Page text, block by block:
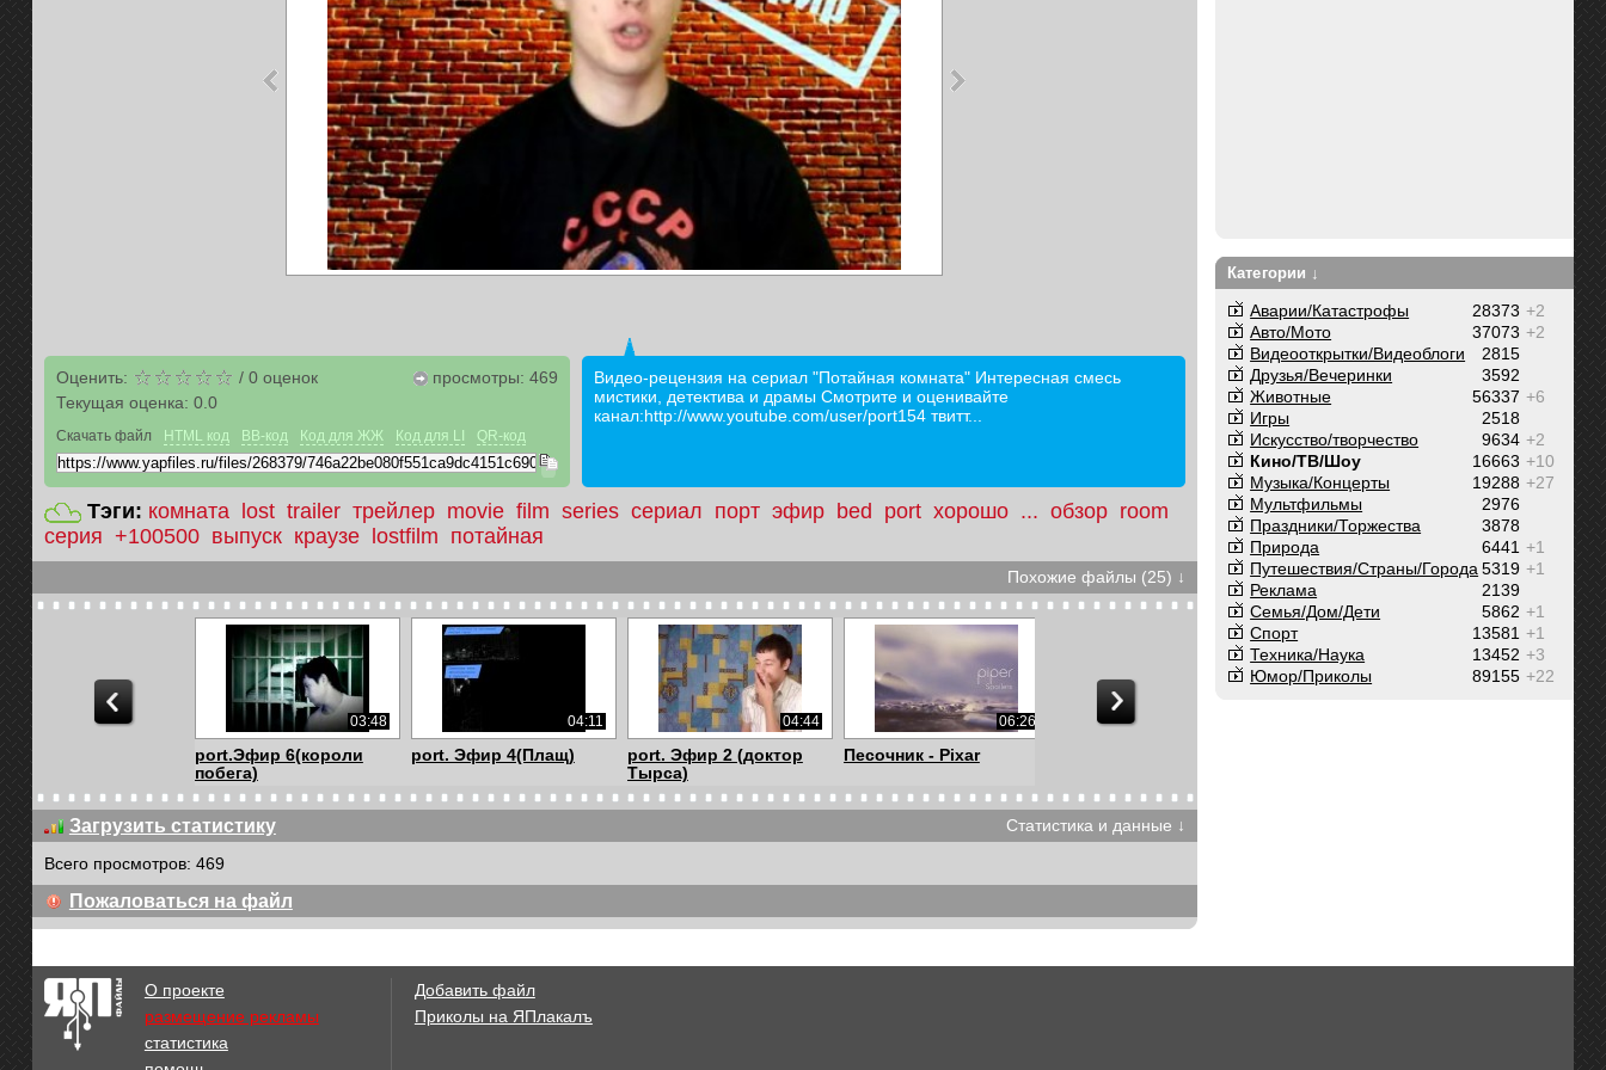
Оценить: / 0оценок
Текущая оценка: 0.0
просмотры: 469
Скачать файл HTML код BB-код Код для ЖЖ Код для LI QR-код
Видео-рецензия на сериал "Потайная комната" Интересная смесь
мистики, детектива и драмы Смотрите и оценивайте
канал:http://www.youtube.com/user/port154 твитт...
Тэги: комната lost trailer трейлер movie film series сериал порт эфир bed port хорошо ... обзор room
серия +100500 выпуск краузе lostfilm потайная
Похожие файлы (25) ↓
03:48
port.Эфир 6(короли
побега)
04:11
port. Эфир 4(Плащ)
04:44
port. Эфир 2 (доктор
Тырса)
06:26
Песочник - Pixar
02:10
The Dictator - Helicopter
02:59
Белеет мой парус (12
00:44
Одна за всех
05:03
ЛЕТНЕЕ ВЕСЕЛЬЕ
Загрузить статистику
Статистика и данные ↓
Всего просмотров: 469
Пожаловаться на файл
Категории ↓
+2
28373
Аварии/Катастрофы
+2
37073
Авто/Мото
2815
Видеооткрытки/Видеоблоги
3592
Друзья/Вечеринки
+6
56337
Животные
2518
Игры
+2
9634
Искусство/творчество
+10
16663
Кино/ТВ/Шоу
+27
19288
Музыка/Концерты
2976
Мультфильмы
3878
Праздники/Торжества
+1
6441
Природа
+1
5319
Путешествия/Cтраны/Города
2139
Реклама
+1
5862
Семья/Дом/Дети
+1
13581
Спорт
+3
13452
Техника/Наука
+22
89155
Юмор/Приколы
О проекте
размещение рекламы
статистика
Добавить файл
Приколы на ЯПлакалъ